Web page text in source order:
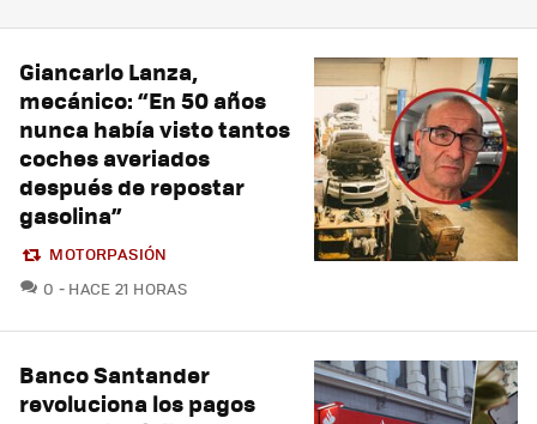
Giancarlo Lanza,
mecánico: “En 50 años
nunca había visto tantos
coches averiados
después de repostar
gasolina”
MOTORPASIÓN
0 COMENTARIOS
HACE 21 HORAS
Banco Santander
revoluciona los pagos